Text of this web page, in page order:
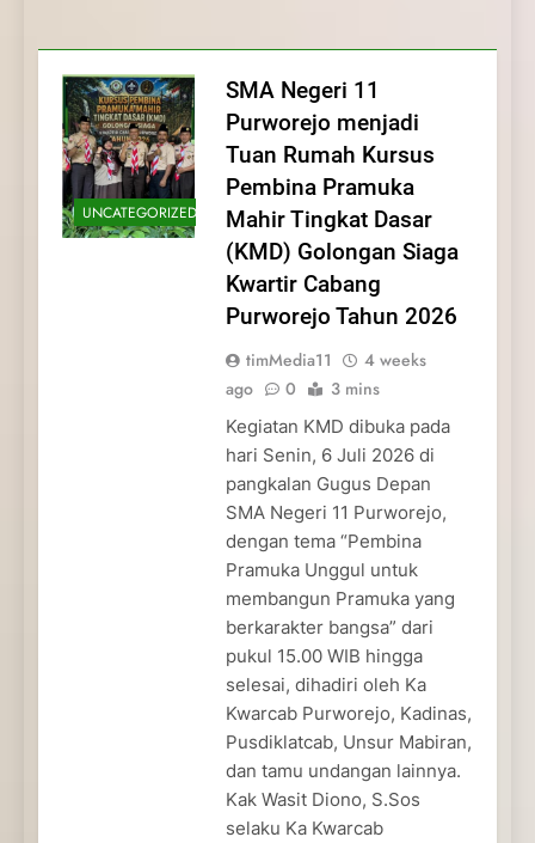
dan Pengabdian Generasi
Pramuka
Pramuka
Kepedulian
UNCATEGORIZED
SMA Negeri 11
Purworejo menjadi
Tuan Rumah Kursus
Pembina Pramuka
Mahir Tingkat Dasar
(KMD) Golongan Siaga
Kwartir Cabang
Purworejo Tahun 2026
timMedia11
4 weeks
ago
0 3 mins
Kegiatan KMD dibuka pada
hari Senin, 6 Juli 2026 di
pangkalan Gugus Depan
SMA Negeri 11 Purworejo,
dengan tema “Pembina
Pramuka Unggul untuk
membangun Pramuka yang
berkarakter bangsa” dari
pukul 15.00 WIB hingga
selesai, dihadiri oleh Ka
Kwarcab Purworejo, Kadinas,
Pusdiklatcab, Unsur Mabiran,
dan tamu undangan lainnya.
Kak Wasit Diono, S.Sos
selaku Ka Kwarcab